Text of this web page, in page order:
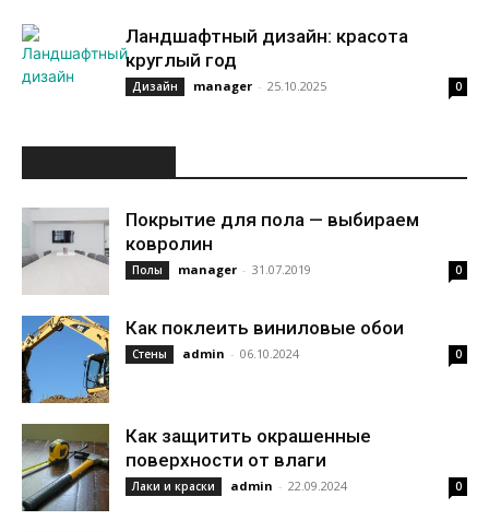
Ландшафтный дизайн: красота
круглый год
Дизайн manager - 25.10.2025 0
Покрытие для пола — выбираем
ковролин
Полы manager - 31.07.2019 0
Как поклеить виниловые обои
Стены admin - 06.10.2024 0
Как защитить окрашенные
поверхности от влаги
Лаки и краски admin - 22.09.2024 0